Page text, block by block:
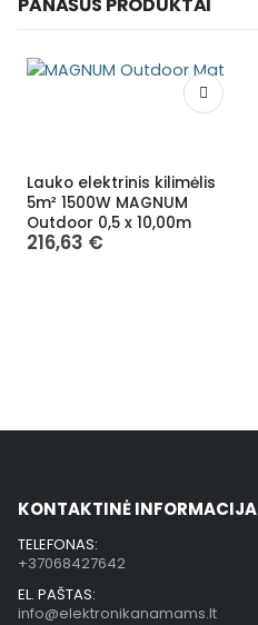
Lauko elektrinis kilimėlis
5m² 1500W MAGNUM
Outdoor 0,5 x 10,00m
216,63 €
KONTAKTINĖ INFORMACIJA
TELEFONAS:
+37068427642
EL. PAŠTAS:
info@elektronikanamams.lt